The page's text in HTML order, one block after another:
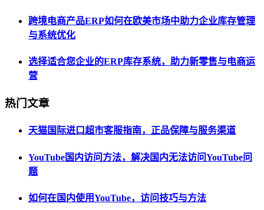
跨境电商产品ERP如何在欧美市场中助力企业库存管理
与系统优化
选择适合您企业的ERP库存系统，助力新零售与电商运
营
热门文章
天猫国际进口超市客服指南，正品保障与服务渠道
YouTube国内访问方法，解决国内无法访问YouTube问
题
如何在国内使用YouTube，访问技巧与方法